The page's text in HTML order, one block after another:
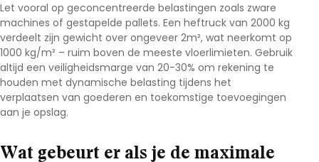
Let vooral op geconcentreerde belastingen zoals zware
machines of gestapelde pallets. Een heftruck van 2000 kg
verdeelt zijn gewicht over ongeveer 2m², wat neerkomt op
1000 kg/m² – ruim boven de meeste vloerlimieten. Gebruik
altijd een veiligheidsmarge van 20-30% om rekening te
houden met dynamische belasting tijdens het
verplaatsen van goederen en toekomstige toevoegingen
aan je opslag.
Wat gebeurt er als je de maximale